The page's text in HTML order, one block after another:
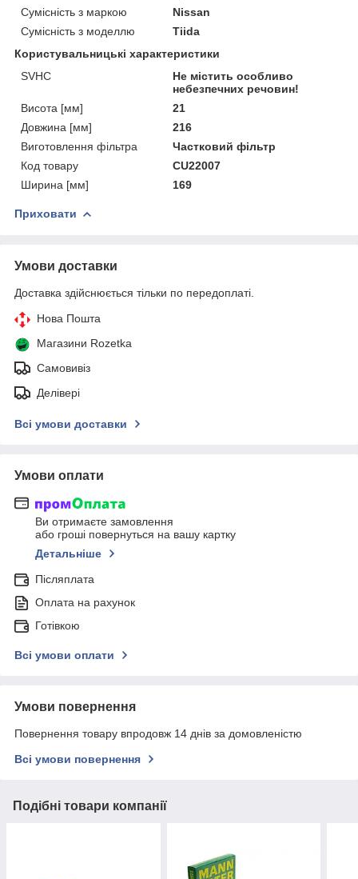
Сумісність з маркою
Nissan
Сумісність з моделлю
Tiida
Користувальницькі характеристики
SVHC
Не містить особливо
небезпечних речовин!
Висота [мм]
21
Довжина [мм]
216
Виготовлення фільтра
Частковий фільтр
Код товару
CU22007
Ширина [мм]
169
Приховати
Умови доставки
Доставка здійснюється тільки по передоплаті.
Нова Пошта
Магазини Rozetka
Самовивіз
Делівері
Всі умови доставки
Умови оплати
Ви отримаєте замовлення
або гроші повернуться на вашу картку
Детальніше
Післяплата
Оплата на рахунок
Готівкою
Всі умови оплати
Умови повернення
Повернення товару впродовж 14 днів за домовленістю
Всі умови повернення
Подібні товари компанії